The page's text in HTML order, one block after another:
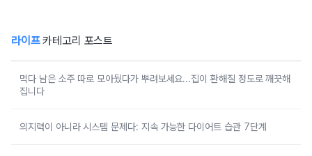
라이프카테고리 포스트
먹다 남은 소주 따로 모아뒀다가 뿌려보세요...집이 환해질 정도로 깨끗해
집니다
의지력이 아니라 시스템 문제다: 지속 가능한 다이어트 습관 7단계